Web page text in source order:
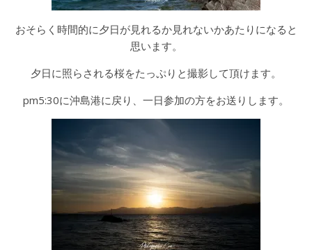
おそらく時間的に夕日が見れるか見れないかあたりになると
思います。
夕日に照らされる桜をたっぷりと撮影して頂けます。
pm5:30に沖島港に戻り、一日参加の方をお送りします。